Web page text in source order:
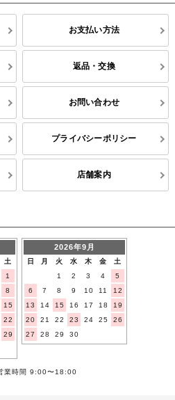
お支払い方法
返品・交換
お問い合わせ
プライバシーポリシー
店舗案内
土
1
8
15
22
29
2026年9月
日 月 火 水 木 金
土
1
2 3 4
5
6
7 8 9 10 11
12
13
14 15 16 17 18
19
20
21 22 23 24 25
26
27
28 29 30
業時間 9:00〜18:00